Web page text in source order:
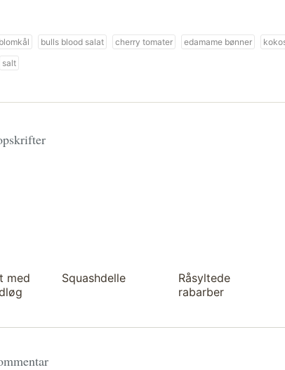
blomkål bulls blood salat cherry tomater edamame bønner
salt
med
Squashdelle
Råsyltede
rabarber